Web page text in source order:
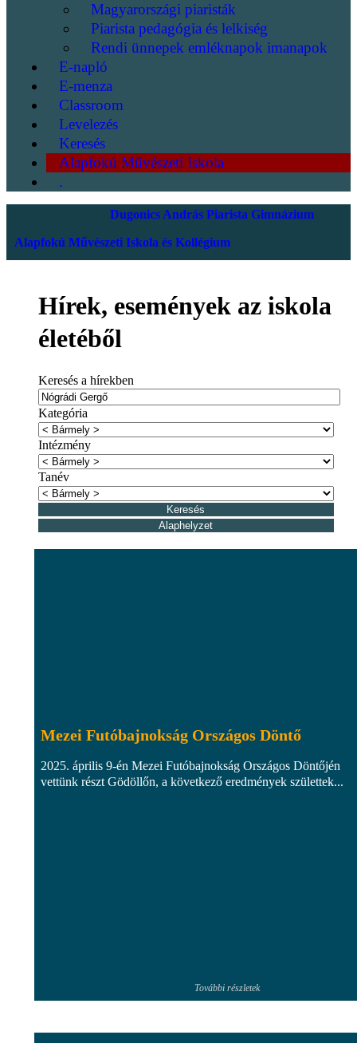
Magyarországi piaristák
Piarista pedagógia és lelkiség
Rendi ünnepek emléknapok imanapok
E-napló
E-menza
Classroom
Levelezés
Keresés
Alapfokú Művészeti Iskola
.
Dugonics András Piarista Gimnázium
Alapfokú Művészeti Iskola és Kollégium
Hírek, események az iskola
életéből
Keresés a hírekben
Kategória
Intézmény
Tanév
Mezei Futóbajnokság Országos Döntő
2025. április 9-én Mezei Futóbajnokság Országos Döntőjén
vettünk részt Gödöllőn, a következő eredmények születtek...
További részletek